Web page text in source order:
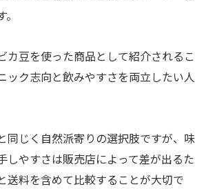
カ豆を使った商品として紹介されるこ
ック志向と飲みやすさを両立したい人
同じく自然派寄りの選択肢ですが、味
しやすさは販売店によって差が出るた
送料を含めて比較することが大切で